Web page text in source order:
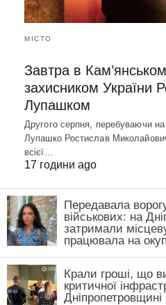
МІСТО
Завтра в
захисником України
Лупашком
Другого серпня, перебуваючи
Лупашко Ростислав
всієї…
17 години ago
Передавала
військових: на
затримали
працювала на
Крали гроші, що
критичної